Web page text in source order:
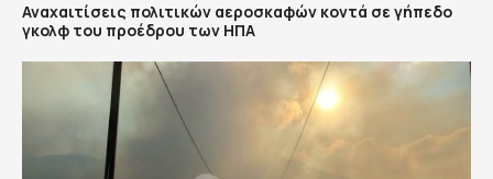
Αναχαιτίσεις πολιτικών αεροσκαφών κοντά σε γήπεδο
γκολφ του προέδρου των ΗΠΑ